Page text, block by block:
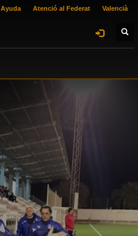
Ayuda Atenció al Federat Valencià